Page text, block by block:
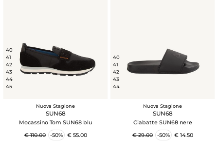
40
41
42
43
44
45
Nuova Stagione
SUN68
Mocassino Tom SUN68 blu
€ 110.00
-50% € 55.00
40
41
42
43
44
Nuova Stagione
SUN68
Ciabatte SUN68 nere
€ 29.00
-50% € 14.50